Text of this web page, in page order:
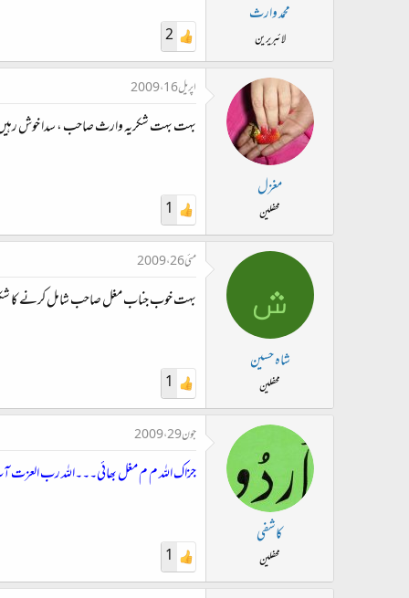
محمد وارث
لائبریرین 2
مغزل
محفلین
اپریل 16، 2009
بہت بہت شکریہ وارث صاحب ، سدا خوش
1
ش
شاہ حسین
محفلین
مئی 26، 2009
بہت خوب جناب مغل صاحب شامل کرنے کا
1
کاشفی
محفلین
جون 29، 2009
جزاک اللہ م م مغل بھائی۔۔۔اللہ رب
1